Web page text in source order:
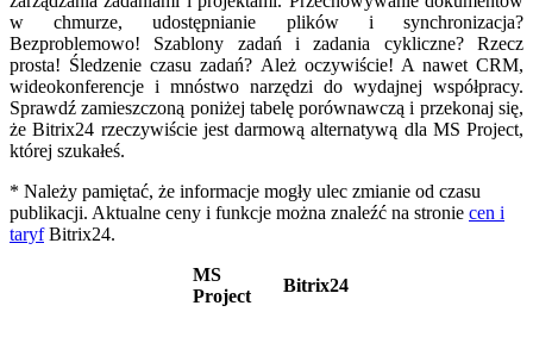
w chmurze, udostępnianie plików i synchronizacja?
Bezproblemowo! Szablony zadań i zadania cykliczne? Rzecz
prosta! Śledzenie czasu zadań? Ależ oczywiście! A nawet CRM,
wideokonferencje i mnóstwo narzędzi do wydajnej współpracy.
Sprawdź zamieszczoną poniżej tabelę porównawczą i przekonaj się,
że Bitrix24 rzeczywiście jest darmową alternatywą dla MS Project,
której szukałeś.
* Należy pamiętać, że informacje mogły ulec zmianie od czasu
publikacji. Aktualne ceny i funkcje można znaleźć na stronie cen i
taryfBitrix24.
MS
Project
Bitrix24